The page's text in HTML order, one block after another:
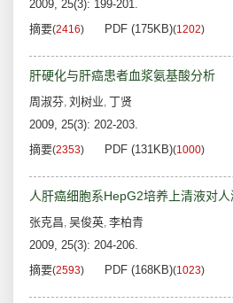
2009, 25(3): 199-201.
摘要(2416) PDF (175KB)(1202)
肝硬化与肝癌患者血浆氨基酸分析
周淑芬, 刘树业, 丁贤
2009, 25(3): 202-203.
摘要(2353) PDF (131KB)(1000)
人肝癌细胞系HepG2培养上清液对
张克昌, 吴俊英, 李柏青
2009, 25(3): 204-206.
摘要(2593) PDF (168KB)(1023)